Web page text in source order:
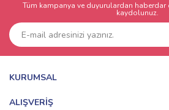
Tüm kampanya ve duyurulardan
kaydolunuz.
KURUMSAL
ALIŞVERİŞ